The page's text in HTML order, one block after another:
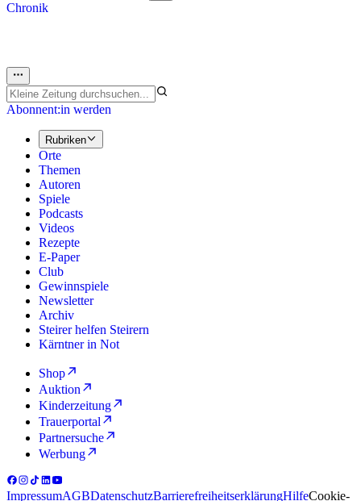
Chronik
Abonnent:in werden
Rubriken
Orte
Themen
Autoren
Spiele
Podcasts
Videos
Rezepte
E-Paper
Club
Gewinnspiele
Newsletter
Archiv
Steirer helfen Steirern
Kärntner in Not
Shop
Auktion
Kinderzeitung
Trauerportal
Partnersuche
Werbung
ImpressumAGBDatenschutzBarrierefreiheitserklärungHilfeCookie-